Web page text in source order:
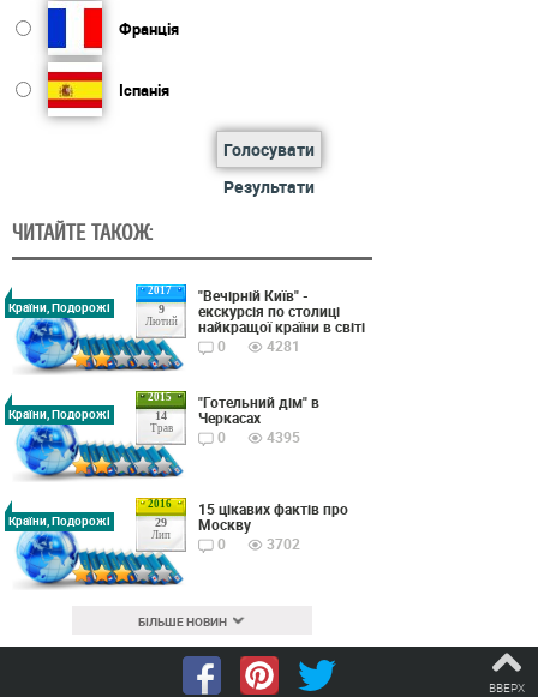
Франція
Іспанія
Голосувати
Результати
ЧИТАЙТЕ ТАКОЖ:
2017
9
Лютий
Країни, Подорожі
"Вечірній Київ" -
екскурсія по столиці
найкращої країни в світі
0
4281
2015
14
Трав
Країни, Подорожі
"Готельний дім" в
Черкасах
0
4395
2016
29
Лип
Країни, Подорожі
15 цікавих фактів про
Москву
0
3702
БІЛЬШЕ НОВИН
ВВЕРХ